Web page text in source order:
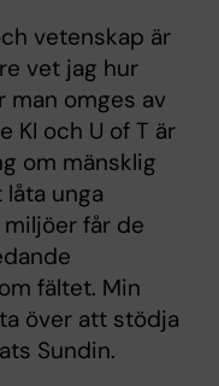
vetenskap är
vet jag hur
man omges av
KI och U of T är
om mänsklig
unga
får de
fältet. Min
över att stödja
Sundin.